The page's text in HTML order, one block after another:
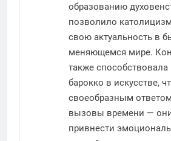
образованию
позволило
свою актуальность в
меняющемся мире.
также способствовала
барокко в искусстве,
своеобразным
вызовы времени —
привнести